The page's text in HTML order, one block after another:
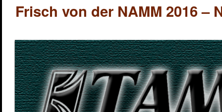
Frisch von der NAMM 2016 –